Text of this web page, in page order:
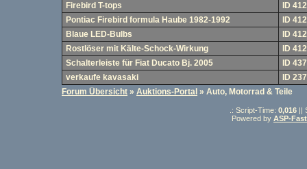
Firebird T-tops
ID
Pontiac Firebird formula Haube 1982-1992
ID
Blaue LED-Bulbs
ID
Rostlöser mit Kälte-Schock-Wirkung
ID
Schalterleiste für Fiat Ducato Bj. 2005
ID 437
verkaufe kavasaki
ID
Forum Übersicht » Auktions-Portal » Auto, Motorrad & Teile
.: Script-Time: 0,016 ||
Powered by ASP-